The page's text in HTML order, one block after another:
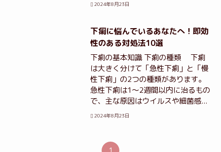
2024年8月23日
下痢に悩んでいるあなたへ！即効
性のある対処法10選
下痢の基本知識 下痢の種類 下痢
は大きく分けて「急性下痢」と「慢
性下痢」の2つの種類があります。
急性下痢は1～2週間以内に治るもの
で、主な原因はウイルスや細菌感...
2024年8月23日